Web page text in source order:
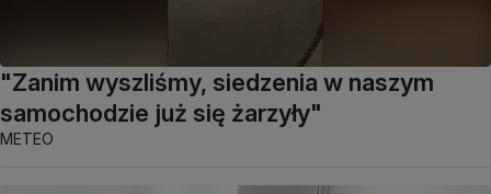
"Zanim wyszliśmy, siedzenia w naszym
samochodzie już się żarzyły"
METEO